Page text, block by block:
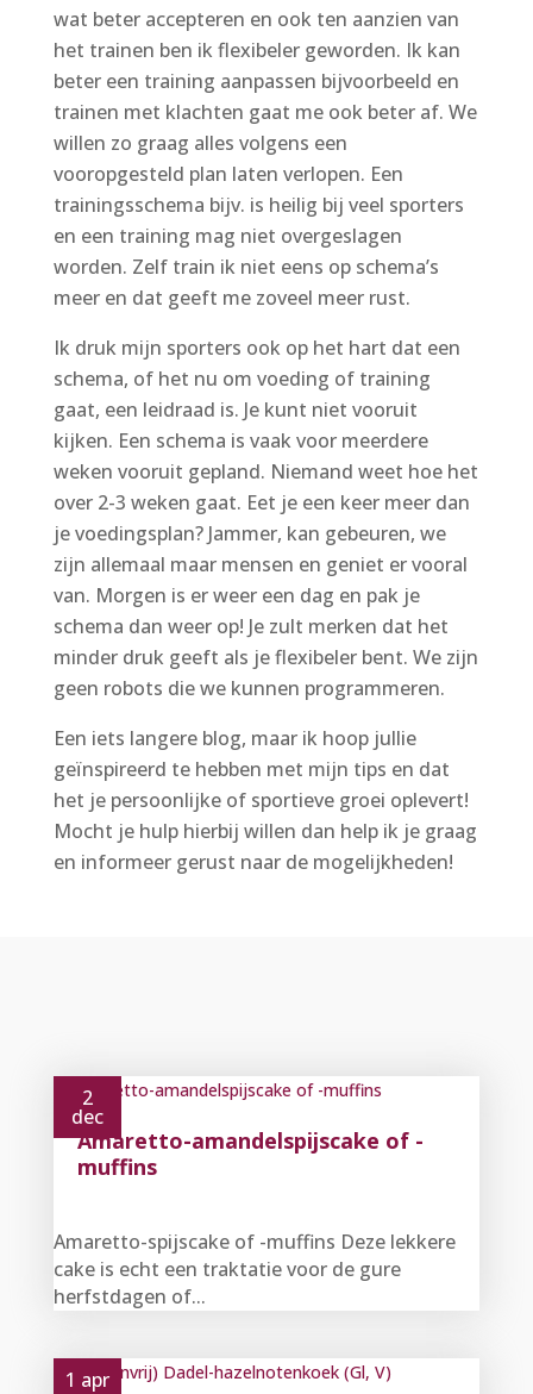
wat beter accepteren en ook ten aanzien van
het trainen ben ik flexibeler geworden. Ik kan
beter een training aanpassen bijvoorbeeld en
trainen met klachten gaat me ook beter af. We
willen zo graag alles volgens een
vooropgesteld plan laten verlopen. Een
trainingsschema bijv. is heilig bij veel sporters
en een training mag niet overgeslagen
worden. Zelf train ik niet eens op schema’s
meer en dat geeft me zoveel meer rust.
Ik druk mijn sporters ook op het hart dat een
schema, of het nu om voeding of training
gaat, een leidraad is. Je kunt niet vooruit
kijken. Een schema is vaak voor meerdere
weken vooruit gepland. Niemand weet hoe het
over 2-3 weken gaat. Eet je een keer meer dan
je voedingsplan? Jammer, kan gebeuren, we
zijn allemaal maar mensen en geniet er vooral
van. Morgen is er weer een dag en pak je
schema dan weer op! Je zult merken dat het
minder druk geeft als je flexibeler bent. We zijn
geen robots die we kunnen programmeren.
Een iets langere blog, maar ik hoop jullie
geïnspireerd te hebben met mijn tips en dat
het je persoonlijke of sportieve groei oplevert!
Mocht je hulp hierbij willen dan help ik je graag
en informeer gerust naar de mogelijkheden!
Amaretto-amandelspijscake of -
muffins
2
dec
Amaretto-spijscake of -muffins Deze lekkere
cake is echt een traktatie voor de gure
herfstdagen of...
1 apr